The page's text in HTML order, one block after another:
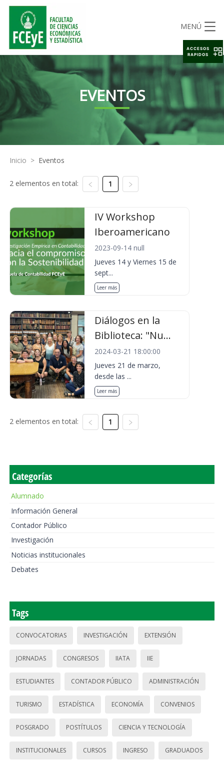
MENÚ
EVENTOS
Inicio > Eventos
2 elementos en total: 1
IV Workshop
Iberoamericano
2023-09-14 null
Jueves 14 y Viernes 15 de
sept...
Leer más
Diálogos en la
Biblioteca: "Nu...
2024-03-21 18:00:00
Jueves 21 de marzo,
desde las ...
Leer más
2 elementos en total: 1
Categorías
Alumnado
Información General
Contador Público
Investigación
Noticias institucionales
Debates
Tags
CONVOCATORIAS INVESTIGACIÓN EXTENSIÓN
JORNADAS CONGRESOS IIATA IIE
ESTUDIANTES CONTADOR PÚBLICO ADMINISTRACIÓN
TURISMO ESTADÍSTICA ECONOMÍA CONVENIOS
POSGRADO POSTÍTULOS CIENCIA Y TECNOLOGÍA
INSTITUCIONALES CURSOS INGRESO GRADUADOS
ACCESOS
RAPIDOS